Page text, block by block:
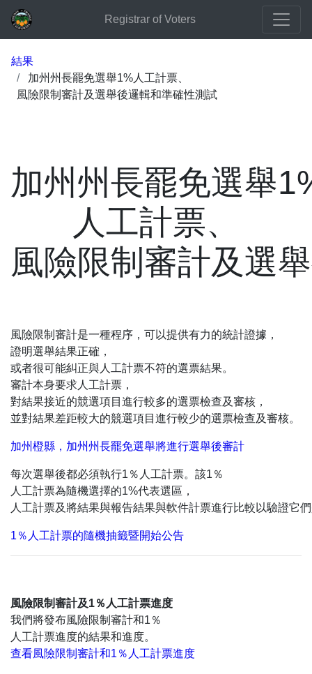
Registrar of Voters
結果
加州州長罷免選舉1%人工計票、
風險限制審計及選舉後邏輯和準確性測試
加州州長罷免選舉
人工計票、
風險限制審計及選
風險限制審計是一種程序，可以提供有力的統計證據，
證明選舉結果正確，
或者很可能糾正與人工計票不符的選票結果。
審計本身要求人工計票，
對結果接近的競選項目進行較多的選票檢查及審核，
並對結果差距較大的競選項目進行較少的選票檢查及審核。
加州橙縣，加州州長罷免選舉將進行選舉後審計
每次選舉後都必須執行1％人工計票。該1％
人工計票為隨機選擇的1%代表選區，
人工計票及將結果與報告結果與軟件計票進行比較以驗證它
1％人工計票的隨機抽籤暨開始公告
風險限制審計及1％人工計票進度
我們將發布風險限制審計和1％
人工計票進度的結果和進度。
查看風險限制審計和1％人工計票進度